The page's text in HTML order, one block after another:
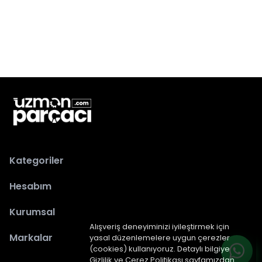
Alışveriş deneyiminizi iyileştirmek için
yasal düzenlemelere uygun çerezler
(cookies) kullanıyoruz. Detaylı bilgiye
Kategoriler
Hesabım
Kurumsal
Markalar